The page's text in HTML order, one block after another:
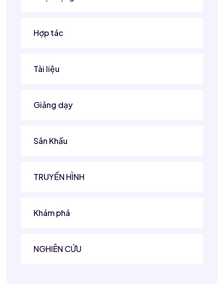
Hợp tác
Tài liệu
Giảng dạy
Sân Khấu
TRUYỀN HÌNH
Khám phá
NGHIÊN CỨU